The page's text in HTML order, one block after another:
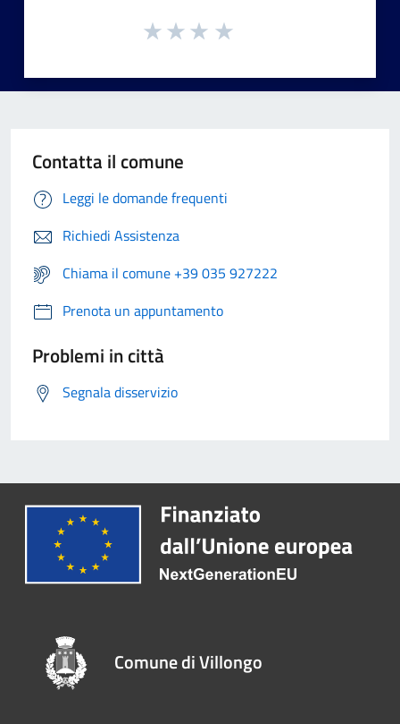
Contatta il comune
Leggi le domande frequenti
Richiedi Assistenza
Chiama il comune +39 035 927222
Prenota un appuntamento
Problemi in città
Segnala disservizio
Comune di Villongo